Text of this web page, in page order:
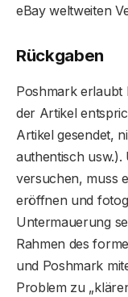
eBay weltweiten
Rückgaben
Poshmark erlaubt
der Artikel
Artikel gesendet,
authentisch usw.).
versuchen, muss
eröffnen und
Untermauerung
Rahmen des
und Poshmark
Problem zu